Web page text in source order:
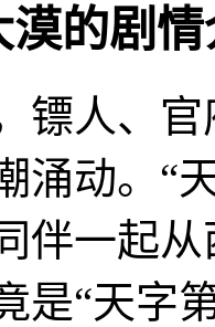
的剧情
人、官
涌动。“
伴一起
是“天